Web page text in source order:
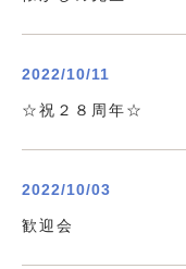
2022/10/11
☆祝２８周年☆
2022/10/03
歓迎会